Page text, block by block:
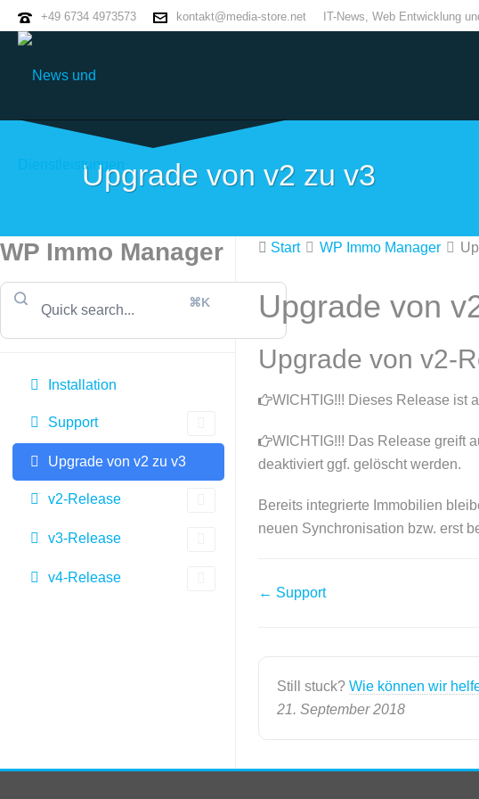
+49 6734 4973573 kontakt@media-store.net IT-News, Web Entwicklung
Upgrade von v2 zu v3
WP Immo Manager
⌘K
Installation
Support
Upgrade von v2 zu v3
v2-Release
v3-Release
v4-Release
Start WP Immo Manager
Upgrade von
Upgrade von v2-
WICHTIG!!! Dieses Release ist
WICHTIG!!! Das Release greift
deaktiviert ggf. gelöscht werden.
Bereits integrierte Immobilien
neuen Synchronisation bzw. erst
N
← Support
Still stuck? Wie können wir
21. September 2018